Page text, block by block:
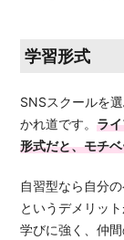
学習形式
SNSスクールを
かれ道です。ラ
形式だと、モチ
自習型なら自分
というデメリッ
学びに強く、仲